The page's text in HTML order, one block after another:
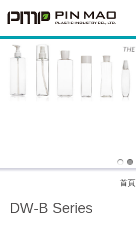
首頁
DW-B Series